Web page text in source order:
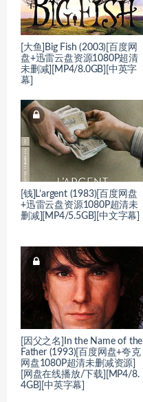
[大鱼]Big Fish (2003)[百度网
盘+迅雷云盘资源1080P超清
未删减][MP4/8.0GB][中英字
幕]
[钱]L’argent (1983)[百度网盘
+迅雷云盘资源1080P超清未
删减][MP4/5.5GB][中文字幕]
[因父之名]In the Name of the
Father (1993)[百度网盘+夸克
网盘1080P超清未删减资源]
[网盘在线播放/下载][MP4/8.
4GB][中英字幕]